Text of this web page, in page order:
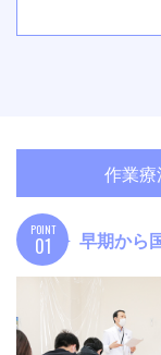
作業
POINT
01 ▲ 早期から